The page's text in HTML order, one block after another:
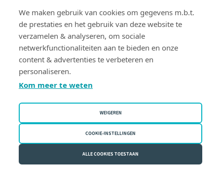
buurt.
VIND EEN NOTARIS
Gebruiksvoorwaarden
Privacy policy
Cookiebeleid
Fednot vzw | Bergstraat 30/34 - 1000 Brussel | BE 0409.357.321
We maken gebruik van cookies om gegevens m.b.t.
de prestaties en het gebruik van deze website te
verzamelen & analyseren, om sociale
netwerkfunctionaliteiten aan te bieden en onze
content & advertenties te verbeteren en
personaliseren.
Kom meer te weten
WEIGEREN
COOKIE-INSTELLINGEN
ALLE COOKIES TOESTAAN